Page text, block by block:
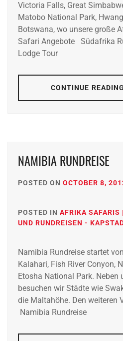
Victoria Falls, Great
Matobo National Park,
Botswana, wo unsere große
Safari Angebote Südafrika
Lodge Tour
CONTINUE READING
NAMIBIA RUNDREISE
POSTED ON OCTOBER 8,
POSTED IN AFRIKA SAFARIS
UND RUNDREISEN -
Namibia Rundreise startet
Kalahari, Fish River Conyon,
Etosha National Park. Neben
besuchen wir Städte wie
die Maltahöhe. Den weiteren
Namibia Rundreise